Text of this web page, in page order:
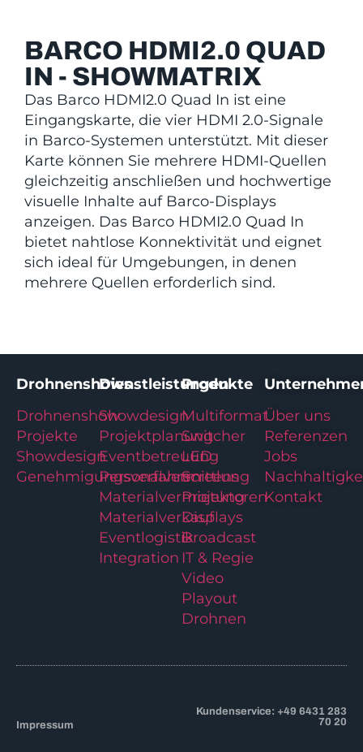
BARCO HDMI2.0 QUAD
IN - SHOWMATRIX
Das Barco HDMI2.0 Quad In ist eine
Eingangskarte, die vier HDMI 2.0-Signale
in Barco-Systemen unterstützt. Mit dieser
Karte können Sie mehrere HDMI-Quellen
gleichzeitig anschließen und hochwertige
visuelle Inhalte auf Barco-Displays
anzeigen. Das Barco HDMI2.0 Quad In
bietet nahtlose Konnektivität und eignet
sich ideal für Umgebungen, in denen
mehrere Quellen erforderlich sind.
Drohnenshows
Drohnenshow
Projekte
Showdesign
Genehmigungsverfahren
Dienstleistungen
Showdesign
Projektplanung
Eventbetreuung
Personalvermittlung
Materialvermietung
Materialverkauf
Eventlogistik
Integration
Produkte
Multiformat
Switcher
LED
Screens
Projektoren
Displays
Broadcast
IT & Regie
Video
Playout
Drohnen
Über uns
Referenzen
Jobs
Kontakt
Impressum
Kundenservice: +49 6431 283
70 20